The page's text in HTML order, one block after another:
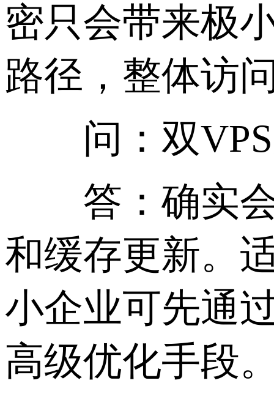
密只会带来极
路径，整体访
问：双VPS
答：确实会
和缓存更新。
小企业可先通
高级优化手段